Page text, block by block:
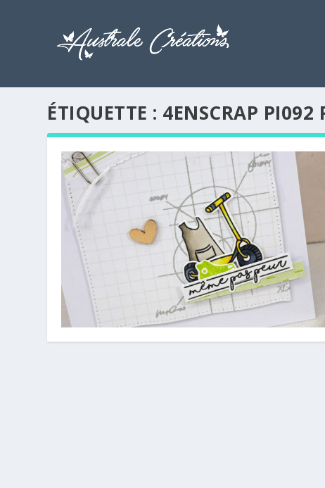
ÉTIQUETTE : 4ENSCRAP PI092